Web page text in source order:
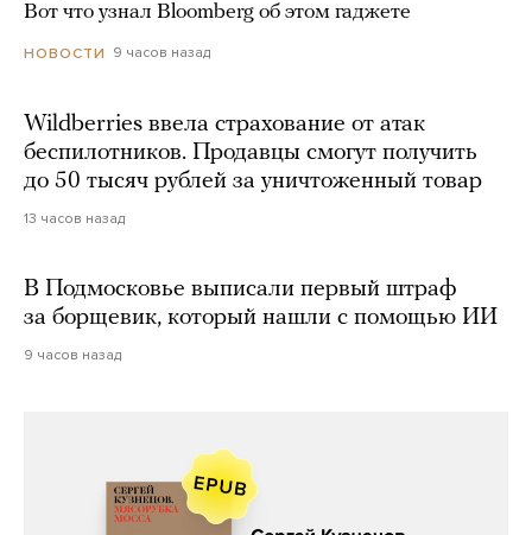
Вот что узнал Bloomberg об этом гаджете
НОВОСТИ 9 часов назад
Wildberries ввела страхование от атак
беспилотников. Продавцы смогут получить
до 50 тысяч рублей за уничтоженный товар
13 часов назад
В Подмосковье выписали первый штраф
за борщевик, который нашли с помощью ИИ
9 часов назад